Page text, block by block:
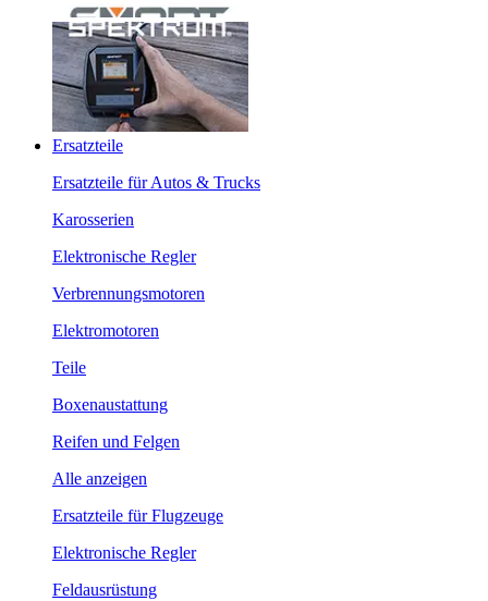
Ersatzteile
Ersatzteile für Autos & Trucks
Karosserien
Elektronische Regler
Verbrennungsmotoren
Elektromotoren
Teile
Boxenaustattung
Reifen und Felgen
Alle anzeigen
Ersatzteile für Flugzeuge
Elektronische Regler
Feldausrüstung